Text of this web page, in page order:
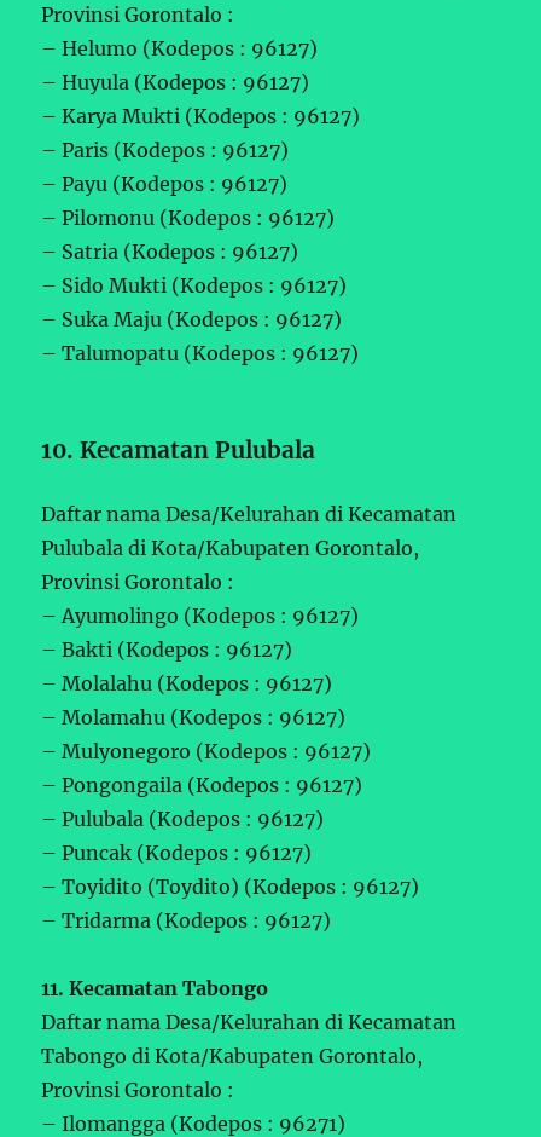
Provinsi Gorontalo :
– Helumo (Kodepos : 96127)
– Huyula (Kodepos : 96127)
– Karya Mukti (Kodepos : 96127)
– Paris (Kodepos : 96127)
– Payu (Kodepos : 96127)
– Pilomonu (Kodepos : 96127)
– Satria (Kodepos : 96127)
– Sido Mukti (Kodepos : 96127)
– Suka Maju (Kodepos : 96127)
– Talumopatu (Kodepos : 96127)
10. Kecamatan Pulubala
Daftar nama Desa/Kelurahan di Kecamatan
Pulubala di Kota/Kabupaten Gorontalo,
Provinsi Gorontalo :
– Ayumolingo (Kodepos : 96127)
– Bakti (Kodepos : 96127)
– Molalahu (Kodepos : 96127)
– Molamahu (Kodepos : 96127)
– Mulyonegoro (Kodepos : 96127)
– Pongongaila (Kodepos : 96127)
– Pulubala (Kodepos : 96127)
– Puncak (Kodepos : 96127)
– Toyidito (Toydito) (Kodepos : 96127)
– Tridarma (Kodepos : 96127)
11. Kecamatan Tabongo
Daftar nama Desa/Kelurahan di Kecamatan
Tabongo di Kota/Kabupaten Gorontalo,
Provinsi Gorontalo :
– Ilomangga (Kodepos : 96271)